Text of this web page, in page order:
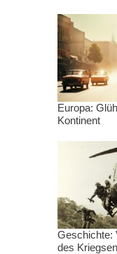
Europa:
Kontinent
Geschichte:
des